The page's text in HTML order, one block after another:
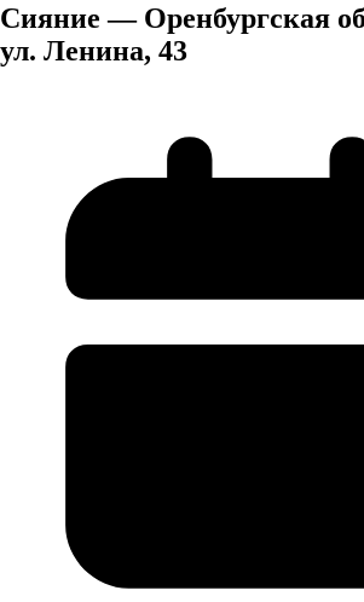
Сияние — Оренбургская
ул. Ленина, 43